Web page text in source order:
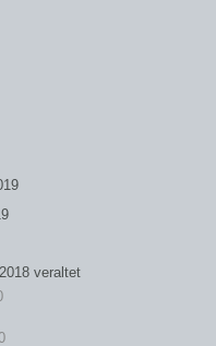
veraltet